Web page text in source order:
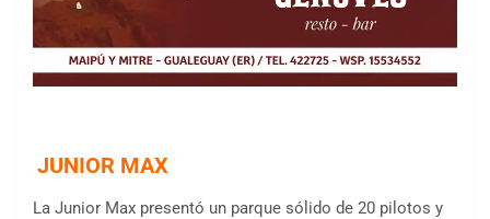
JUNIOR MAX
La Junior Max presentó un parque sólido de 20 pilotos y